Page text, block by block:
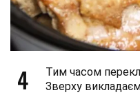
4
Тим часом
Зверху